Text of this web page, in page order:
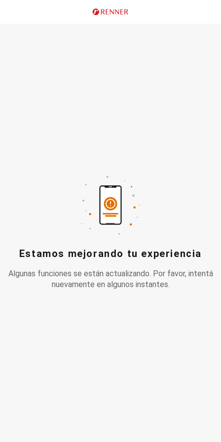
Estamos mejorando tu experiencia
Algunas funciones se están actualizando. Por favor, intentá
nuevamente en algunos instantes.